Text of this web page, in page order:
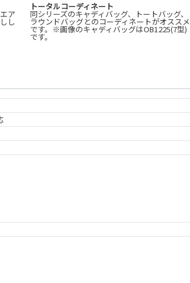
ア
し
トータルコーディネート
同シリーズのキャディバッグ、トートバッグ、
ラウンドバッグとのコーディネートがオススメ
です。※画像のキャディバッグはOB1225(7型)
です。